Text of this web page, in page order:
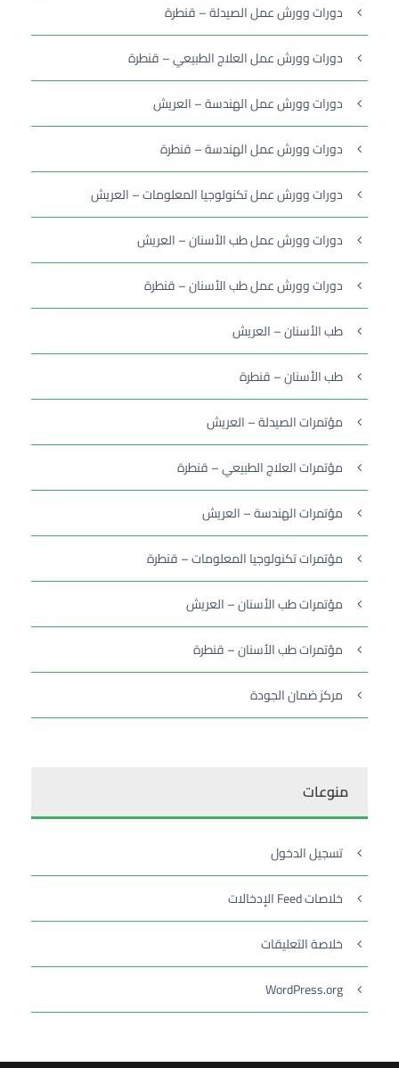
دورات وورش عمل الصيدلة – قنطرة
دورات وورش عمل العلاج الطبيعي – قنطرة
دورات وورش عمل الهندسة – العريش
دورات وورش عمل الهندسة – قنطرة
دورات وورش عمل تكنولوجيا المعلومات – العريش
دورات وورش عمل طب الأسنان – العريش
دورات وورش عمل طب الأسنان – قنطرة
طب الأسنان – العريش
طب الأسنان – قنطرة
مؤتمرات الصيدلة – العريش
مؤتمرات العلاج الطبيعي – قنطرة
مؤتمرات الهندسة – العريش
مؤتمرات تكنولوجيا المعلومات – قنطرة
مؤتمرات طب الأسنان – العريش
مؤتمرات طب الأسنان – قنطرة
مركز ضمان الجودة
منوعات
تسجيل الدخول
خلاصات Feed الإدخالات
خلاصة التعليقات
WordPress.org